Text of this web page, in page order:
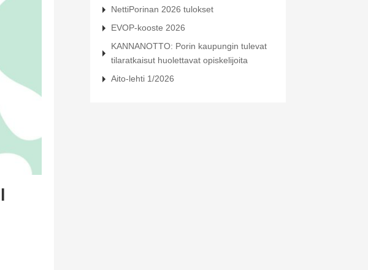
NettiPorinan 2026 tulokset
EVOP-kooste 2026
KANNANOTTO: Porin kaupungin tulevat
tilaratkaisut huolettavat opiskelijoita
Aito-lehti 1/2026